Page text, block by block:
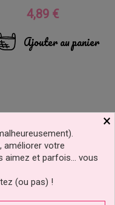
Prix
4,89 €
Ajouter au panier
×
améliorer votre
aimez et parfois… vous
(ou pas) !